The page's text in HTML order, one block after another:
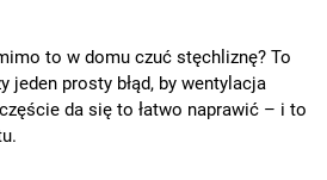
to w domu czuć stęchliznę? To
jeden prosty błąd, by wentylacja
da się to łatwo naprawić – i to